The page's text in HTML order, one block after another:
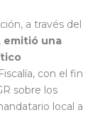
a través del
emitió una
con el fin
sobre los
local a